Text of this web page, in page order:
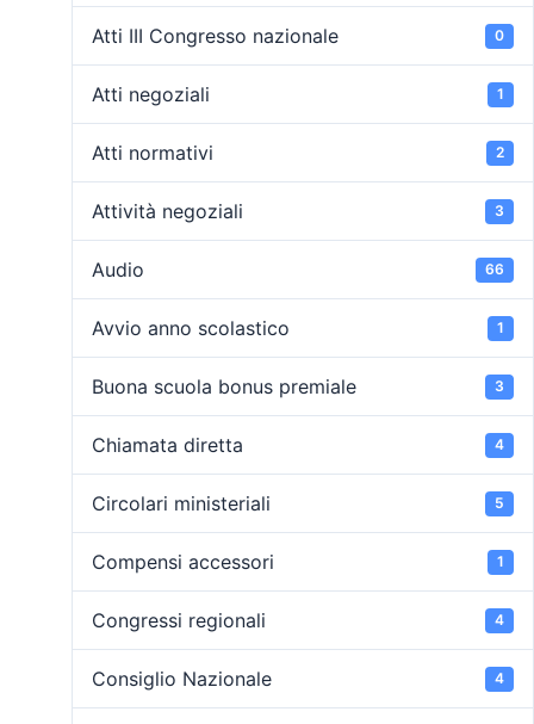
Atti III Congresso nazionale 0
Atti negoziali 1
Atti normativi 2
Attività negoziali 3
Audio 66
Avvio anno scolastico 1
Buona scuola bonus premiale 3
Chiamata diretta 4
Circolari ministeriali 5
Compensi accessori 1
Congressi regionali 4
Consiglio Nazionale 4